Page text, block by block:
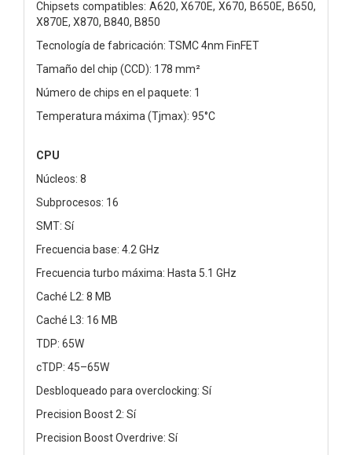
Chipsets compatibles: A620, X670E, X670, B650E, B650,
X870E, X870, B840, B850
Tecnología de fabricación: TSMC 4nm FinFET
Tamaño del chip (CCD): 178 mm²
Número de chips en el paquete: 1
Temperatura máxima (Tjmax): 95°C
CPU
Núcleos: 8
Subprocesos: 16
SMT: Sí
Frecuencia base: 4.2 GHz
Frecuencia turbo máxima: Hasta 5.1 GHz
Caché L2: 8 MB
Caché L3: 16 MB
TDP: 65W
cTDP: 45–65W
Desbloqueado para overclocking: Sí
Precision Boost 2: Sí
Precision Boost Overdrive: Sí